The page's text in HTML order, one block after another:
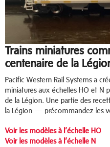
Trains miniatures
centenaire de la
Pacific Western Rail Systems a
miniatures aux échelles HO et N
de la Légion. Une partie des
la Légion — précommandez les
Voir les modèles à l’échelle HO
Voir les modèles à l’échelle N